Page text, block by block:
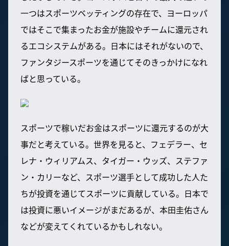
一つはスポーツベッティングの存在で、ヨーロッパ
ではそこで集まったお金が施設やチームに還元され
るエコシステムがある。日本にはそれがないので、
ファンタジースポーツを通じてそのきっかけになれ
ばと思っている。
スポーツで稼いだお金はスポーツに還元するのが大
事だと考えている。世界を見ると、フェデラー、セ
レナ・ウィリアムス、タイガー・ウッズ、ステファ
ン・カリーなど、スポーツ選手として成功した人た
ちが投資を通じてスポーツに貢献している。日本で
は投資に悪いイメージがまだあるが、本田圭佑さん
などが変えてくれているかもしれない。